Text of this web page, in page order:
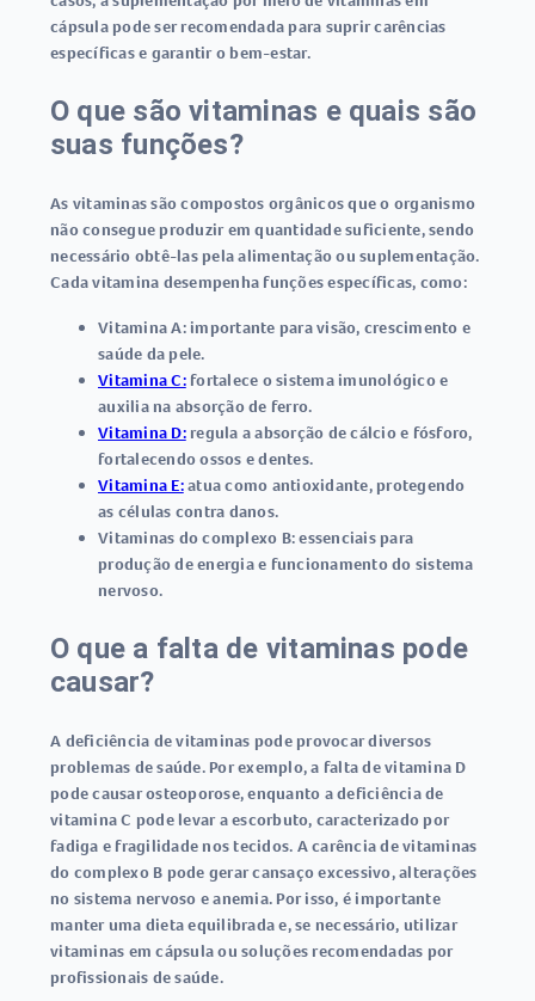
cápsulapode ser recomendada para suprir carências
específicas e garantir o bem-estar.
O que são vitaminas e quais são
suas funções?
As vitaminas são compostos orgânicos que o organismo
não consegue produzir em quantidade suficiente, sendo
necessário obtê-las pela alimentação ou suplementação.
Cada vitamina desempenha funções específicas, como:
Vitamina A:importante para visão, crescimento e
saúde da pele.
Vitamina C:fortalece o sistema imunológico e
auxilia na absorção de ferro.
Vitamina D:regula a absorção de cálcio e fósforo,
fortalecendo ossos e dentes.
Vitamina E:atua como antioxidante, protegendo
as células contra danos.
Vitaminas do complexo B:essenciais para
produção de energia e funcionamento do sistema
nervoso.
O que a falta de vitaminas pode
causar?
A deficiência de vitaminas pode provocar diversos
problemas de saúde. Por exemplo, a falta de vitamina D
pode causar osteoporose, enquanto a deficiência de
vitamina C pode levar a escorbuto, caracterizado por
fadiga e fragilidade nos tecidos. A carência de vitaminas
do complexo B pode gerar cansaço excessivo, alterações
no sistema nervoso e anemia. Por isso, é importante
manter uma dieta equilibrada e, se necessário, utilizar
vitaminas em cápsulaou soluções recomendadas por
profissionais de saúde.